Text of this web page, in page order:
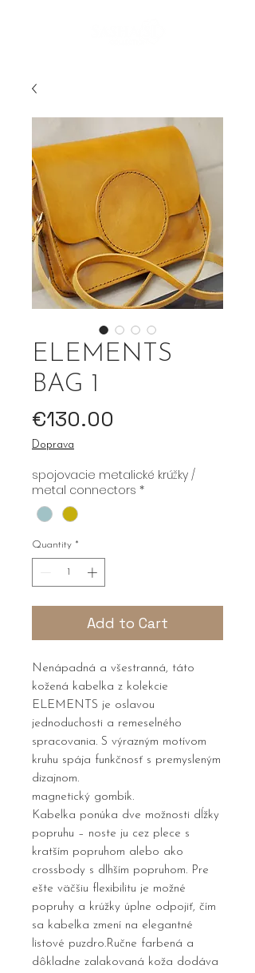
ELEMENTS
BAG 1
€130.00
Doprava
spojovacie metalické krúžky /
metal connectors *
Quantity *
Add to Cart
Nenápadná a všestranná, táto
kožená kabelka z kolekcie
ELEMENTS je oslavou
jednoduchosti a remeselného
spracovania. S výrazným motívom
kruhu spája funkčnosť s premysleným
dizajnom.
magnetický gombík.
Kabelka ponúka dve možnosti dĺžky
popruhu – noste ju cez plece s
kratším popruhom alebo ako
crossbody s dlhším popruhom. Pre
ešte väčšiu flexibilitu je možné
popruhy a krúžky úplne odpojiť, čím
sa kabelka zmení na elegantné
listové puzdro.Ručne farbená a
dôkladne zalakovaná koža dodáva